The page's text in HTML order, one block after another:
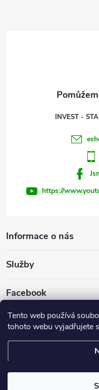
Tento web používá
tohoto webu vyjadřujete
Informace o nás
Služby
Facebook
INVEST -
https://
Copyright 2026INVEST -